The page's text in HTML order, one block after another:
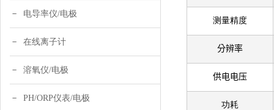
电导率仪/电极
在线离子计
溶氧仪/电极
PH/ORP仪表/电极
测量精度
分辨率
供电电压
功耗